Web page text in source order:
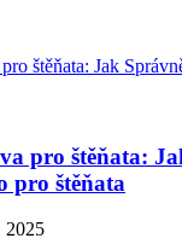
pro štěňata:
pro štěňata
2025